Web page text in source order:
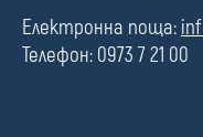
л
е
Електронна поща:
Телефон: 0973 7 21 00